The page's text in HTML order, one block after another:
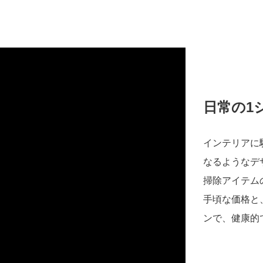
日常の1
インテリアに
なるようなデ
掃除アイテム
手頃な価格と
ンで、健康